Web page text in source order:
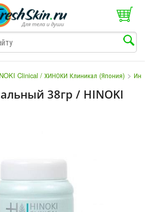
Clinical / ХИНОКИ Клиникал (Япония) >
38гр / HINOKI